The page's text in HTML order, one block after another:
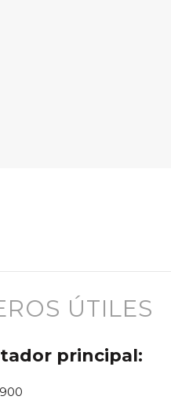
ÚTILES
principal: